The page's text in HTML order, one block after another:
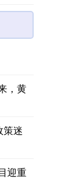
，黄
策迷
迎重